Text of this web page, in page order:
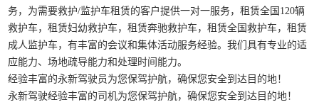
务，为需要救护/监护车租赁的客户提供一对一服务，租赁全国120辆
救护车，租赁妇幼救护车，租赁奔驰救护车，租赁全国救护车，租赁
成人监护车，有丰富的会议和集体活动服务经验。我们具有专业的适
应能力、场地疏导能力和处理时间能力。
经验丰富的永新驾驶员为您保驾护航，确保您安全到达目的地！
永新驾驶经验丰富的司机为您保驾护航，确保您安全到达目的地！